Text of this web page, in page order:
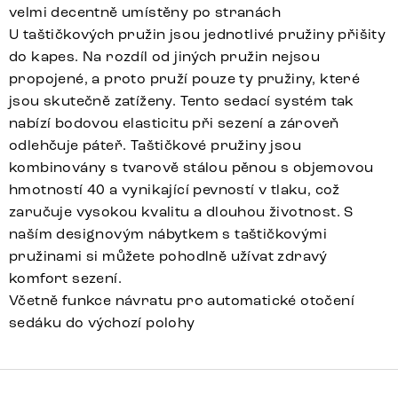
velmi decentně umístěny po stranách
U taštičkových pružin jsou jednotlivé pružiny přišity
do kapes. Na rozdíl od jiných pružin nejsou
propojené, a proto pruží pouze ty pružiny, které
jsou skutečně zatíženy. Tento sedací systém tak
nabízí bodovou elasticitu při sezení a zároveň
odlehčuje páteř. Taštičkové pružiny jsou
kombinovány s tvarově stálou pěnou s objemovou
hmotností 40 a vynikající pevností v tlaku, což
zaručuje vysokou kvalitu a dlouhou životnost. S
naším designovým nábytkem s taštičkovými
pružinami si můžete pohodlně užívat zdravý
komfort sezení.
Včetně funkce návratu pro automatické otočení
sedáku do výchozí polohy